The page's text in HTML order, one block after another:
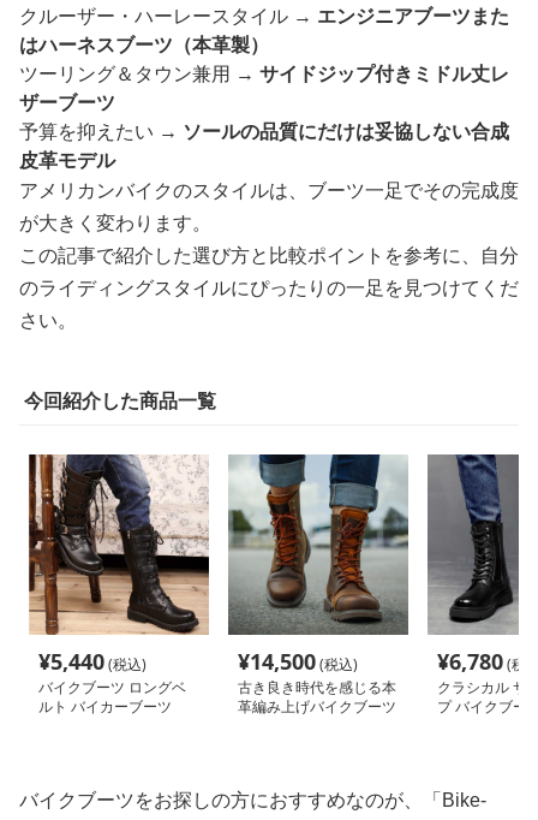
クルーザー・ハーレースタイル → エンジニアブーツまた
はハーネスブーツ（本革製）
ツーリング＆タウン兼用 → サイドジップ付きミドル丈レ
ザーブーツ
予算を抑えたい → ソールの品質にだけは妥協しない合成
皮革モデル
アメリカンバイクのスタイルは、ブーツ一足でその完成度
が大きく変わります。
この記事で紹介した選び方と比較ポイントを参考に、自分
のライディングスタイルにぴったりの一足を見つけてくだ
さい。
今回紹介した商品一覧
¥5,440(税込)
バイクブーツ ロングベ
ルト バイカーブーツ
¥14,500(税込)
古き良き時代を感じる本
革編み上げバイクブーツ
¥6,780(税
クラシカル サ
プ バイクブー
バイクブーツをお探しの方におすすめなのが、「Bike-